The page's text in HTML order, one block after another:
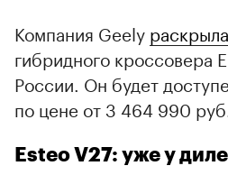
Компания Geely раскрыла
гибридного кроссовера
России. Он будет
по цене от 3 464 990 руб.
Esteo V27: уже у